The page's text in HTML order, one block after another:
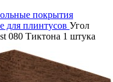
покрытия
для плинтусов Угол
080 Тиктона 1 штука